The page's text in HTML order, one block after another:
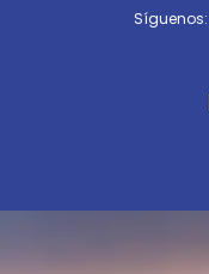
Síguenos: